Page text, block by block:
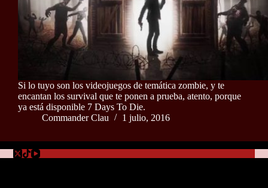
Si lo tuyo son los videojuegos de temática zombie, y te
encantan los survival que te ponen a prueba, atento, porque
ya está disponible 7 Days To Die.
Commander Clau
1 julio, 2016